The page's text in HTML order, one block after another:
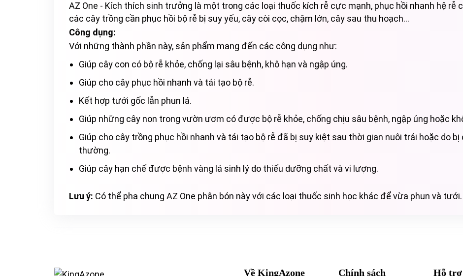
AZ One - Kích thích sinh trưởng là một trong các loại thuốc kích rễ cực mạnh, phục hồi nhanh hệ rễ
các cây trồng cần phục hồi bộ rễ bị suy yếu, cây còi cọc, chậm lớn, cây sau thu hoạch...
Công dụng:
Với những thành phần này, sản phẩm mang đến các công dụng như:
Giúp cây con có bộ rễ khỏe, chống lại sâu bệnh, khô hạn và ngập úng.
Giúp cho cây phục hồi nhanh và tái tạo bộ rễ.
Kết hợp tưới gốc lẫn phun lá.
Giúp những cây non trong vườn ươm có được bộ rễ khỏe, chống chịu sâu bệnh, ngập úng hoặc
Giúp cho cây trồng phục hồi nhanh và tái tạo bộ rễ đã bị suy kiệt sau thời gian nuôi trái hoặc do
thường.
Giúp cây hạn chế được bệnh vàng lá sinh lý do thiếu dưỡng chất và vi lượng.
Lưu ý: Có thể pha chung AZ One phân bón này với các loại thuốc sinh học khác để vừa phun và tưới.
Về KingAzone Chính sách Hỗ